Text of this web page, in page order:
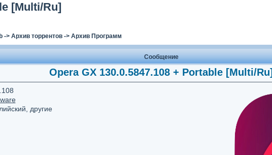
[Multi/Ru]
-> Архив торрентов-> Архив Программ
Сообщение
Opera GX 130.0.5847.108 + Portable [Multi/Ru]
другие